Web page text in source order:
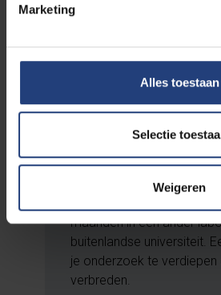
Marketing
Alles toestaan
Selectie
Weigeren
Lees meer over deze simulatie-
Studeren in
Tijdens je tweede master
masterproef uitvoeren in
maanden in een ander
buitenlandse universiteit.
je onderzoek te verdiepen
verbreden.